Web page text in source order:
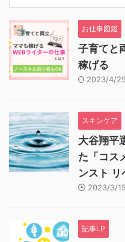
お仕事図鑑
子育てと
稼げる
2023/4/25
スキンケア
大谷翔平
た「コス
ンスト リ
2023/3/15
記事LP